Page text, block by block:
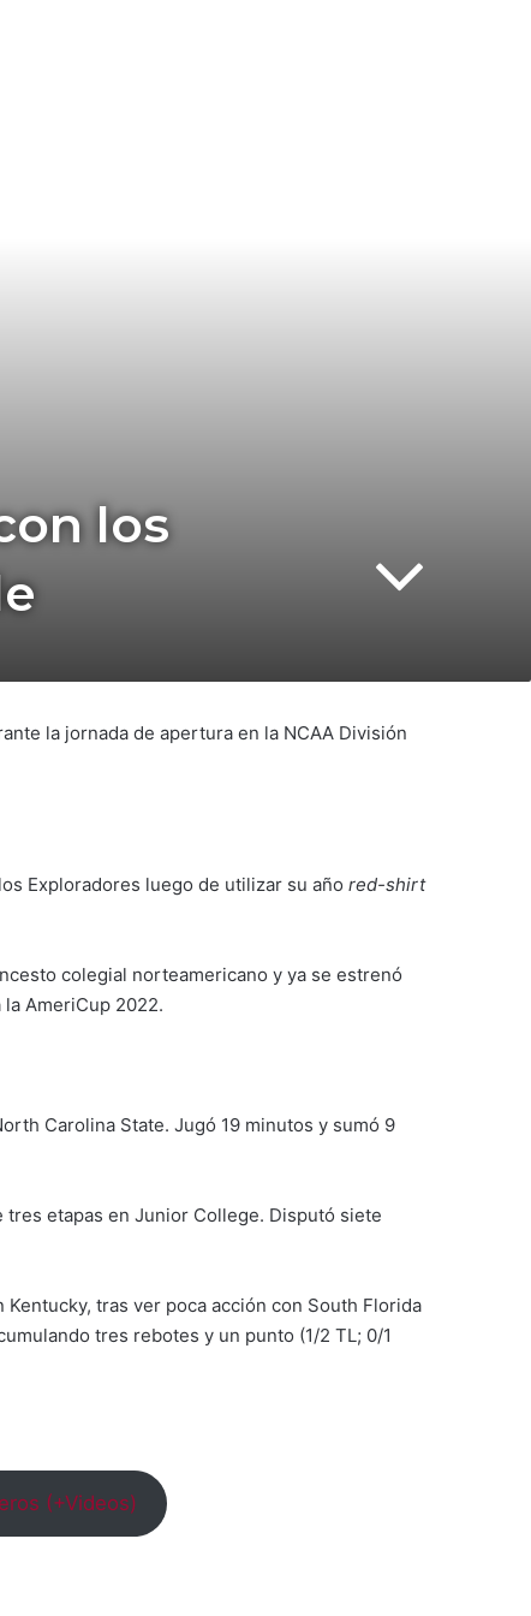
los
la jornada de apertura en la NCAA División
Exploradores luego de utilizar su año red-shirt
colegial norteamericano y ya se estrenó
AmeriCup 2022.
Carolina State. Jugó 19 minutos y sumó 9
etapas en Junior College. Disputó siete
tras ver poca acción con South Florida
tres rebotes y un punto (1/2 TL; 0/1
(+Videos)